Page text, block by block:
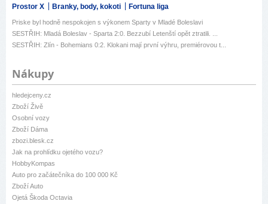
Prostor X Branky, body, kokoti Fortuna liga
Priske byl hodně nespokojen s výkonem Sparty v Mladé Boleslavi
SESTŘIH: Mladá Boleslav - Sparta 2:0. Bezzubí Letenští opět ztratili. ...
SESTŘIH: Zlín - Bohemians 0:2. Klokani mají první výhru, premiérovou t...
Nákupy
hledejceny.cz
Zboží Živě
Osobní vozy
Zboží Dáma
zbozi.blesk.cz
Jak na prohlídku ojetého vozu?
HobbyKompas
Auto pro začátečníka do 100 000 Kč
Zboží Auto
Ojetá Škoda Octavia